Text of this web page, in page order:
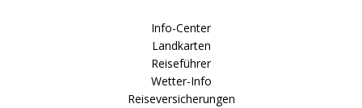
Info-Center
Landkarten
Reiseführer
Wetter-Info
Reiseversicherungen